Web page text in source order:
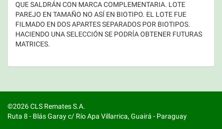
QUE SALDRÁN CON MARCA COMPLEMENTARIA. LOTE
PAREJO EN TAMAÑO NO ASÍ EN BIOTIPO. EL LOTE FUE
FILMADO EN DOS APARTES SEPARADOS POR BIOTIPOS.
HACIENDO UNA SELECCIÓN SE PODRÍA OBTENER FUTURAS
MATRICES.
©2026 CLS Remates S.A.
Ruta 8 - Blás Garay c/ Río Apa Villarrica, Guairá - Paraguay